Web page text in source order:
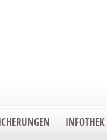
INFOTHEK